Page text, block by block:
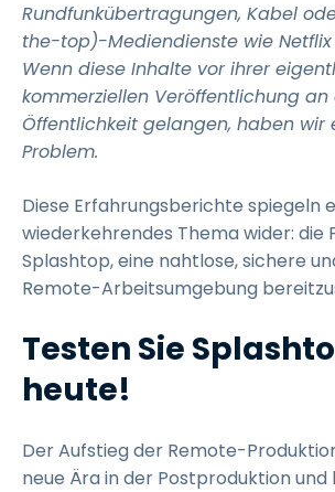
Rundfunkübertragungen, Kabel
the-top)-Mediendienste wie
Wenn diese Inhalte vor ihrer
kommerziellen Veröffentlichung an
Öffentlichkeit gelangen, haben wir
Problem.
Diese Erfahrungsberichte spiegeln
wiederkehrendes Thema wider: die
Splashtop, eine nahtlose, sichere
Remote-Arbeitsumgebung
Testen Sie
heute!
Der Aufstieg der Remote-
neue Ära in der Postproduktion und